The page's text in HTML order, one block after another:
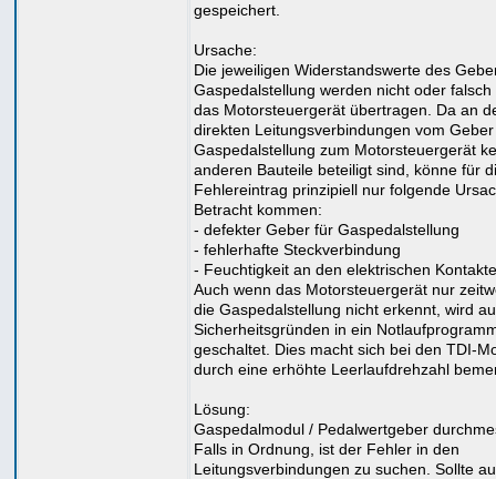
gespeichert.
Ursache:
Die jeweiligen Widerstandswerte des
Gaspedalstellung werden nicht oder falsch
das Motorsteuergerät übertragen. Da an
direkten Leitungsverbindungen vom
Gaspedalstellung zum Motorsteuergerät
anderen Bauteile beteiligt sind, könne für
Fehlereintrag prinzipiell nur folgende
Betracht kommen:
- defekter Geber für Gaspedalstellung
- fehlerhafte Steckverbindung
- Feuchtigkeit an den elektrischen
Auch wenn das Motorsteuergerät nur
die Gaspedalstellung nicht erkennt, wird
Sicherheitsgründen in ein
geschaltet. Dies macht sich bei den TDI-
durch eine erhöhte Leerlaufdrehzahl
Lösung:
Gaspedalmodul / Pedalwertgeber
Falls in Ordnung, ist der Fehler in den
Leitungsverbindungen zu suchen. Sollte